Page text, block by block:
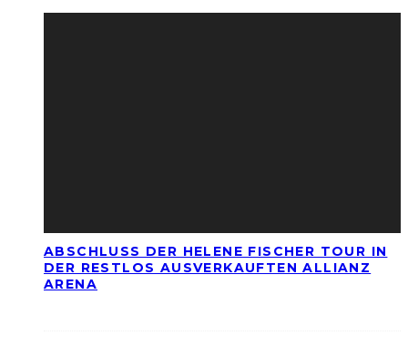
ABSCHLUSS DER HELENE FISCHER TOUR IN
DER RESTLOS AUSVERKAUFTEN ALLIANZ
ARENA